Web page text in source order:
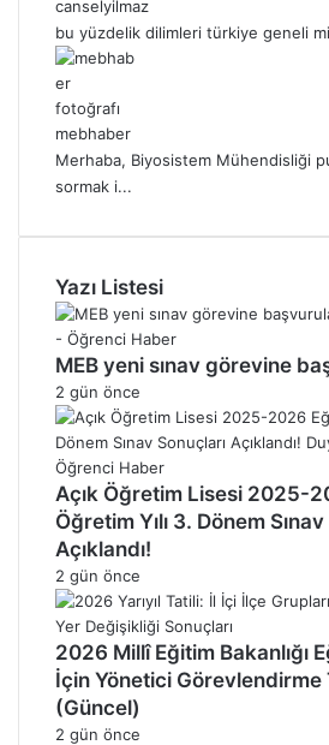
canselyilmaz
bu yüzdelik dilimleri türkiye geneli
mebhaber
Merhaba, Biyosistem Mühendisliği
sormak i...
Yazı Listesi
MEB yeni sınav görevine
2 gün önce
Açık Öğretim Lisesi 2025-
Öğretim Yılı 3. Dönem
Açıklandı!
2 gün önce
2026 Millî Eğitim Bakanlığı
İçin Yönetici Görevlendirme
(Güncel)
2 gün önce